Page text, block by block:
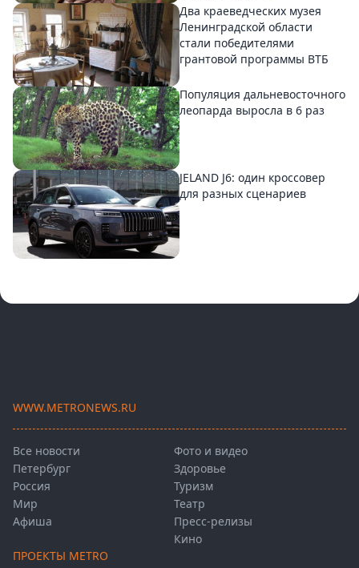
Два краеведческих музея
Ленинградской области
стали победителями
грантовой программы ВТБ
Популяция дальневосточного
леопарда выросла в 6 раз
JELAND J6: один кроссовер
для разных сценариев
WWW.METRONEWS.RU
Все новости
Петербург
Россия
Мир
Афиша
Фото и видео
Здоровье
Туризм
Театр
Пресс-релизы
Кино
ПРОЕКТЫ METRO